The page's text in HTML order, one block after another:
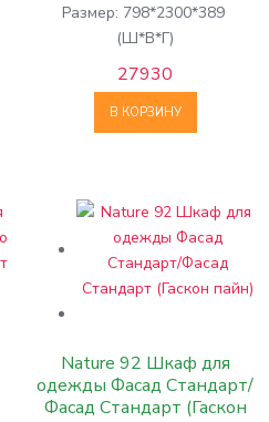
Размер: 798*2300*389
(Ш*В*Г)
27930
В КОРЗИНУ
Nature 92 Шкаф для
одежды Фасад Стандарт/
Фасад Стандарт (Гаскон